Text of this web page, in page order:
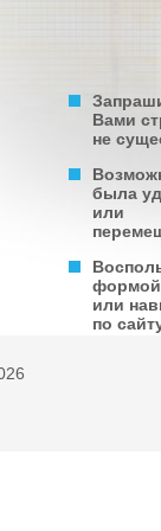
Вами
не
была
или
формой
или
по